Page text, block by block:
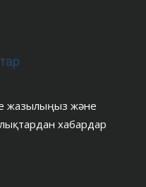
жазылыңыз және
хабардар